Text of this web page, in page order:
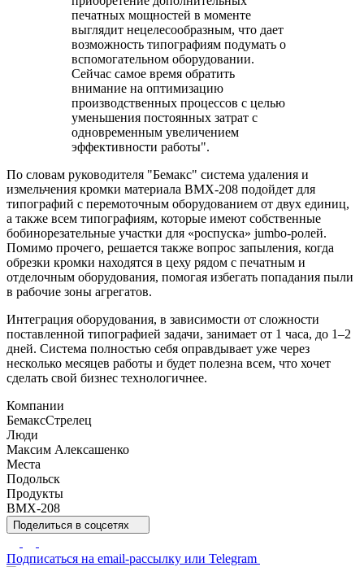
печатных мощностей в моменте
выглядит нецелесообразным, что дает
возможность типографиям подумать о
вспомогательном оборудовании.
Сейчас самое время обратить
внимание на оптимизацию
производственных процессов с целью
уменьшения постоянных затрат с
одновременным увеличением
эффективности работы".
По словам руководителя "Бемакс" система удаления и
измельчения кромки материала BMX-208 подойдет для
типографий с перемоточным оборудованием от двух единиц,
а также всем типографиям, которые имеют собственные
бобинорезательные участки для «роспуска» jumbo-ролей.
Помимо прочего, решается также вопрос запыления, когда
обрезки кромки находятся в цеху рядом с печатным и
отделочным оборудования, помогая избегать попадания пыли
в рабочие зоны агрегатов.
Интеграция оборудования, в зависимости от сложности
поставленной типографией задачи, занимает от 1 часа, до 1–2
дней. Система полностью себя оправдывает уже через
несколько месяцев работы и будет полезна всем, что хочет
сделать свой бизнес технологичнее.
Компании
БемаксСтрелец
Люди
Максим Алексашенко
Места
Подольск
Продукты
BMX-208
Поделиться в соцсетях
Подписаться на email-рассылку или Telegram